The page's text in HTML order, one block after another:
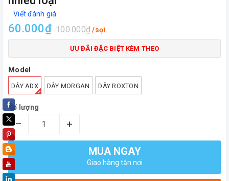
Viết đánh giá
60.000₫ 100.000₫ /sợi
ƯU ĐÃI ĐẶC BIỆT KÈM THEO
Model
DÂY ADX DÂY MORGAN DÂY ROXTON
Số lượng
– +
MUA NGAY
Giao hàng tận nơi